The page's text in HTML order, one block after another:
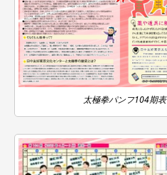
太極拳パンフ104期表